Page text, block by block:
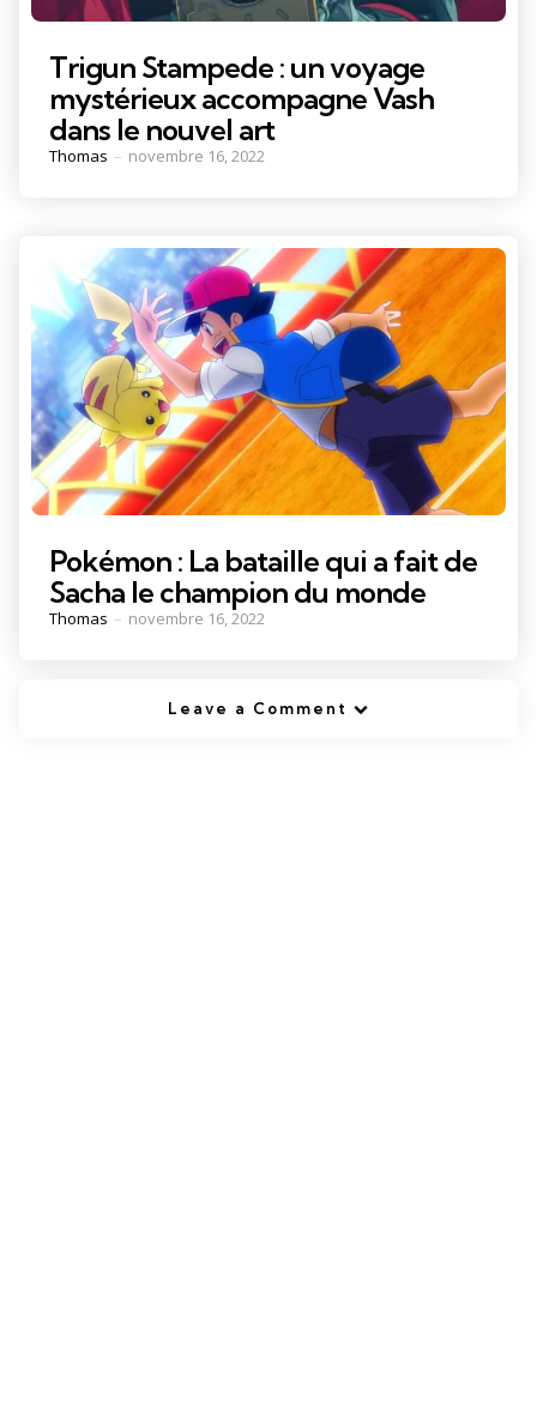
Trigun Stampede : un voyage
mystérieux accompagne Vash
dans le nouvel art
Posted
Thomas novembre 16, 2022
Pokémon : La bataille qui a fait de
Sacha le champion du monde
Posted
Thomas novembre 16, 2022
Leave a Comment